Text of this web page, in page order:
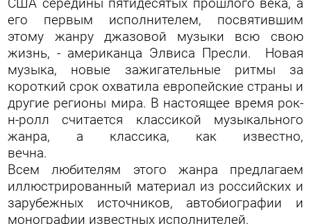
США середины пятидесятых прошлого века, а
его первым исполнителем, посвятившим
этому жанру джазовой музыки всю свою
жизнь, - американца Элвиса Пресли. Новая
музыка, новые зажигательные ритмы за
короткий срок охватила европейские страны и
другие регионы мира. В настоящее время рок-
н-ролл считается классикой музыкального
жанра, а классика, как известно,
Всем любителям этого жанра предлагаем
иллюстрированный материал из российских и
зарубежных источников, автобиографии и
монографии известных исполнителей.